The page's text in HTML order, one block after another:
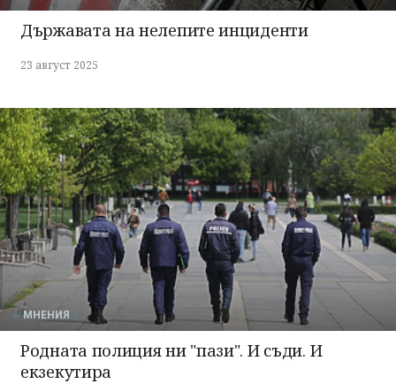
Държавата на нелепите инциденти
23 август 2025
МНЕНИЯ
Родната полиция ни "пази". И съди. И
екзекутира